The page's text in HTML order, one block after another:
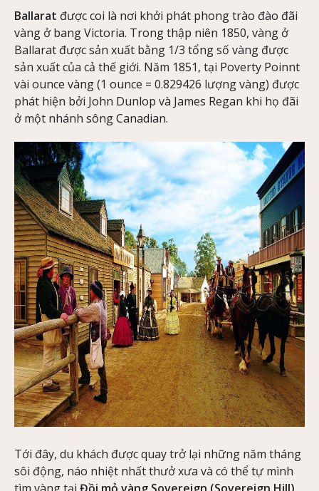
Ballarat được coi là nơi khởi phát phong trào đào đãi
vàng ở bang Victoria. Trong thập niên 1850, vàng ở
Ballarat được sản xuất bằng 1/3 tổng số vàng được
sản xuất của cả thế giới. Năm 1851, tại Poverty Poinnt
vài ounce vàng (1 ounce = 0.829426 lượng vàng) được
phát hiện bởi John Dunlop và James Regan khi họ đãi
ở một nhánh sông Canadian.
Tới đây, du khách được quay trở lại những năm tháng
sôi động, náo nhiệt nhất thưở xưa và có thể tự mình